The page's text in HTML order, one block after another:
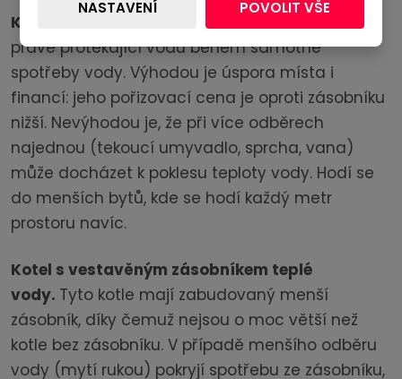
Kotel s průtokovým ohřevem teplé vody
ohřívá
právě protékající vodu během samotné
spotřeby vody. Výhodou je úspora místa i
financí: jeho pořizovací cena je oproti zásobníku
nižší. Nevýhodou je, že při více odběrech
najednou (tekoucí umyvadlo, sprcha, vana)
může docházet k poklesu teploty vody. Hodí se
do menších bytů, kde se hodí každý metr
prostoru navíc.
Kotel s vestavěným zásobníkem teplé
vody. Tyto kotle mají zabudovaný menší
zásobník, díky čemuž nejsou o moc větší než
kotle bez zásobníku. V případě menšího odběru
vody (mytí rukou) pokryjí spotřebu ze zásobníku,
NASTAVENÍ POVOLIT VŠE